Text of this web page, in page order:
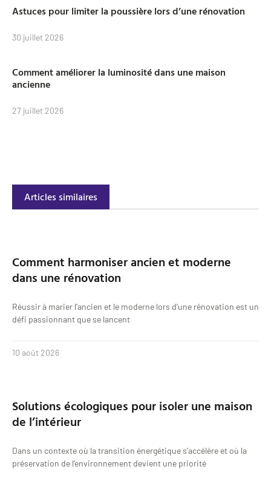
Astuces pour limiter la poussière lors d’une rénovation
30 juillet 2026
Comment améliorer la luminosité dans une maison
ancienne
27 juillet 2026
Articles similaires
Comment harmoniser ancien et moderne
dans une rénovation
Réussir à marier l’ancien et le moderne lors d’une rénovation est un
défi passionnant que se lancent
10 août 2026
Solutions écologiques pour isoler une maison
de l’intérieur
Dans un contexte où la transition énergétique s’accélère et où la
préservation de l’environnement devient une priorité